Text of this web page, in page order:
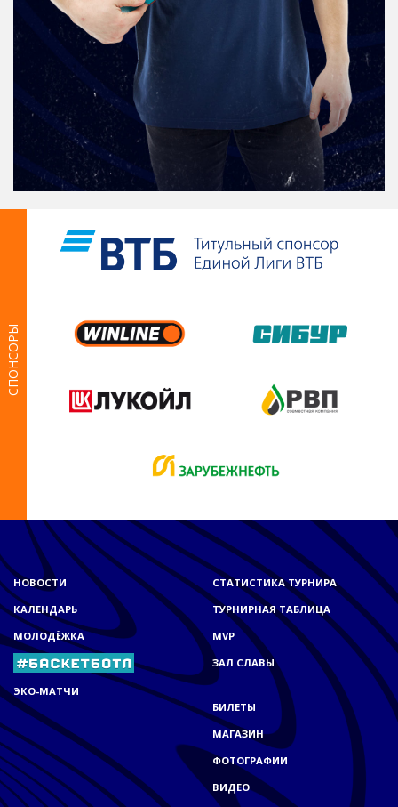
СПОНСОРЫ
НОВОСТИ
КАЛЕНДАРЬ
МОЛОДЁЖКА
ЭКО-МАТЧИ
СТАТИСТИКА ТУРНИРА
ТУРНИРНАЯ ТАБЛИЦА
MVP
ЗАЛ СЛАВЫ
БИЛЕТЫ
МАГАЗИН
ФОТОГРАФИИ
ВИДЕО